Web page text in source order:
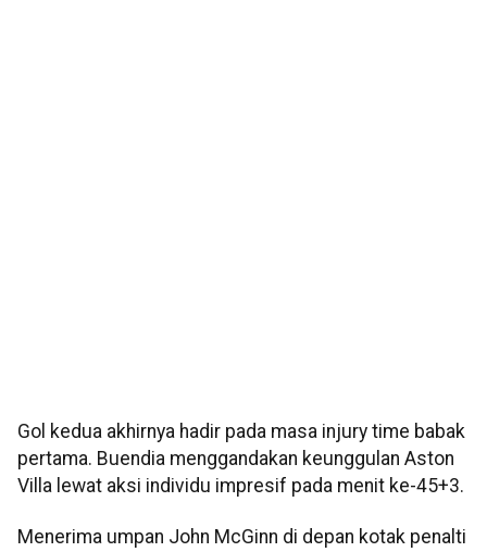
Gol kedua akhirnya hadir pada masa injury time babak
pertama. Buendia menggandakan keunggulan Aston
Villa lewat aksi individu impresif pada menit ke-45+3.
Menerima umpan John McGinn di depan kotak penalti